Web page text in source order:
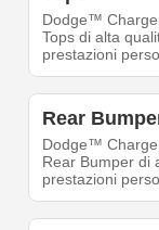
Dodge™
Tops di alta
prestazioni
Rear
Dodge™
Rear Bumper di
prestazioni